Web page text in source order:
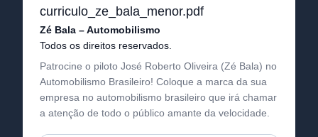
curriculo_ze_bala_menor.pdf
Zé Bala – Automobilismo
Todos os direitos reservados.
Patrocine o piloto José Roberto Oliveira (Zé Bala) no
Automobilismo Brasileiro! Coloque a marca da sua
empresa no automobilismo brasileiro que irá chamar
a atenção de todo o público amante da velocidade.